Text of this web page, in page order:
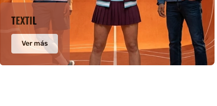
TEXTIL
Ver más